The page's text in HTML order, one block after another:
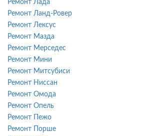
Ремонт Лада
Ремонт Ланд-Ровер
Ремонт Лексус
Ремонт Мазда
Ремонт Мерседес
Ремонт Мини
Ремонт Митсубиси
Ремонт Ниссан
Ремонт Омода
Ремонт Опель
Ремонт Пежо
Ремонт Порше